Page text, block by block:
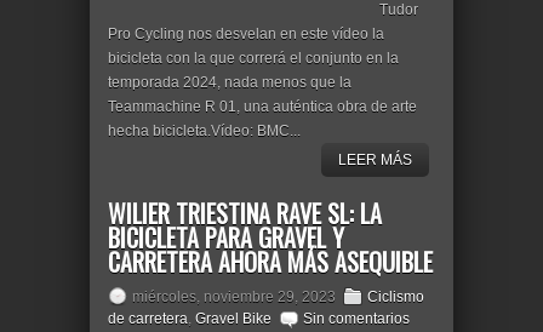
Tudor
Pro Cycling nos desvelan en este vídeo la
bicicleta con la que correrá el conjunto en la
temporada 2024, nada menos que la
Teammachine R 01, una auténtica obra de arte
hecha bicicleta.Vídeo: BMC...
LEER MÁS
WILIER TRIESTINA RAVE SL: LA
BICICLETA PARA GRAVEL Y
CARRETERA AHORA MÁS ASEQUIBLE
miércoles, noviembre 29, 2023
Ciclismo
de carretera, Gravel Bike
Sin comentarios